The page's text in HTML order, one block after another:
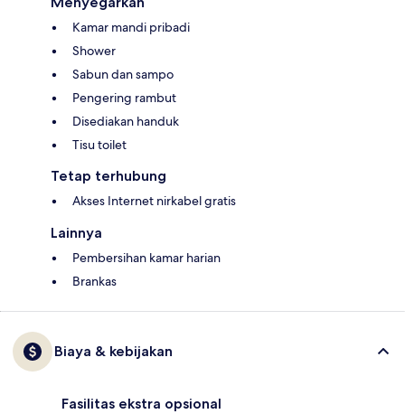
Kamar mandi pribadi
Shower
Sabun dan sampo
Pengering rambut
Disediakan handuk
Tisu toilet
Tetap terhubung
Akses Internet nirkabel gratis
Lainnya
Pembersihan kamar harian
Brankas
Biaya & kebijakan
Fasilitas ekstra opsional